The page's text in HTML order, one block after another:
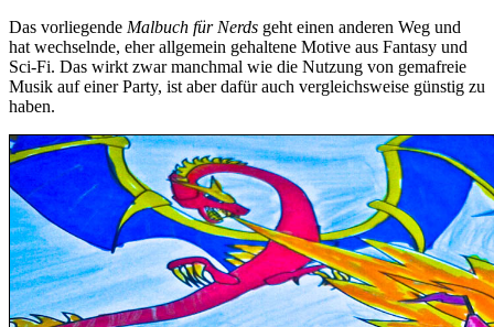
Das vorliegende Malbuch für Nerds geht einen anderen Weg und
hat wechselnde, eher allgemein gehaltene Motive aus Fantasy und
Sci-Fi. Das wirkt zwar manchmal wie die Nutzung von gemafreie
Musik auf einer Party, ist aber dafür auch vergleichsweise günstig zu
haben.